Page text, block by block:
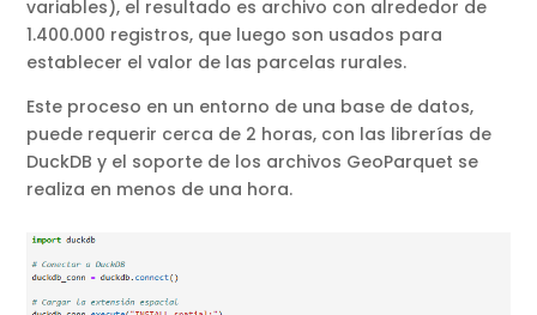
variables), el resultado es archivo con alrededor de
1.400.000 registros, que luego son usados para
establecer el valor de las parcelas rurales.
Este proceso en un entorno de una base de datos,
puede requerir cerca de 2 horas, con las librerías de
DuckDB y el soporte de los archivos GeoParquet se
realiza en menos de una hora.